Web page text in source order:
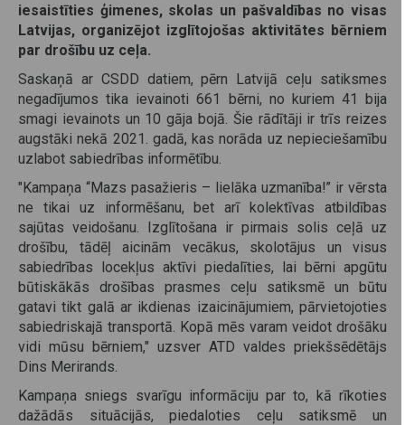
iesaistīties ģimenes, skolas un pašvaldības no visas
Latvijas, organizējot izglītojošas aktivitātes bērniem
par drošību uz ceļa.
Saskaņā ar CSDD datiem, pērn Latvijā ceļu satiksmes
negadījumos tika ievainoti 661 bērni, no kuriem 41 bija
smagi ievainots un 10 gāja bojā. Šie rādītāji ir trīs reizes
augstāki nekā 2021. gadā, kas norāda uz nepieciešamību
uzlabot sabiedrības informētību.
"Kampaņa “Mazs pasažieris – lielāka uzmanība!” ir vērsta
ne tikai uz informēšanu, bet arī kolektīvas atbildības
sajūtas veidošanu. Izglītošana ir pirmais solis ceļā uz
drošību, tādēļ aicinām vecākus, skolotājus un visus
sabiedrības locekļus aktīvi piedalīties, lai bērni apgūtu
būtiskākās drošības prasmes ceļu satiksmē un būtu
gatavi tikt galā ar ikdienas izaicinājumiem, pārvietojoties
sabiedriskajā transportā. Kopā mēs varam veidot drošāku
vidi mūsu bērniem," uzsver ATD valdes priekšsēdētājs
Dins Merirands.
Kampaņa sniegs svarīgu informāciju par to, kā rīkoties
dažādās situācijās, piedaloties ceļu satiksmē un